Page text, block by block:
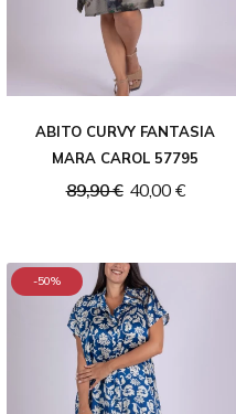
ABITO CURVY FANTASIA
MARA CAROL 57795
89,90 € 40,00 €
-50%